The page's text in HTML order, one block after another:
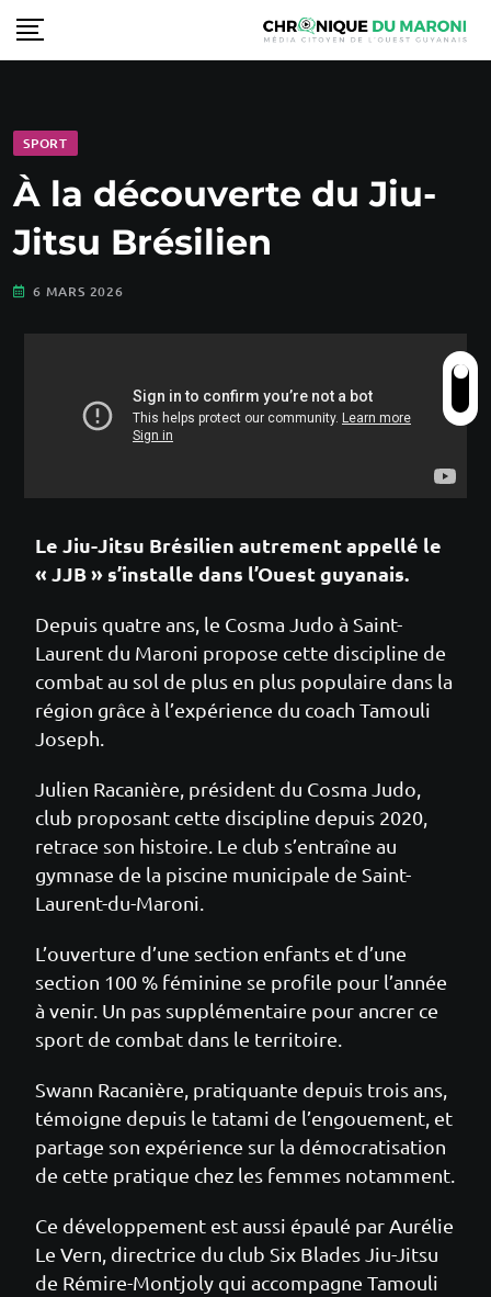
SPORT
À la découverte du Jiu-
Jitsu Brésilien
6 MARS 2026
Le Jiu-Jitsu Brésilien autrement appellé le
« JJB » s’installe dans l’Ouest guyanais.
Depuis quatre ans, le Cosma Judo à Saint-
Laurent du Maroni propose cette discipline de
combat au sol de plus en plus populaire dans la
région grâce à l’expérience du coach Tamouli
Joseph.
Julien Racanière, président du Cosma Judo,
club proposant cette discipline depuis 2020,
retrace son histoire. Le club s’entraîne au
gymnase de la piscine municipale de Saint-
Laurent-du-Maroni.
L’ouverture d’une section enfants et d’une
section 100 % féminine se profile pour l’année
à venir. Un pas supplémentaire pour ancrer ce
sport de combat dans le territoire.
Swann Racanière, pratiquante depuis trois ans,
témoigne depuis le tatami de l’engouement, et
partage son expérience sur la démocratisation
de cette pratique chez les femmes notamment.
Ce développement est aussi épaulé par Aurélie
Le Vern, directrice du club Six Blades Jiu-Jitsu
de Rémire-Montjoly qui accompagne Tamouli